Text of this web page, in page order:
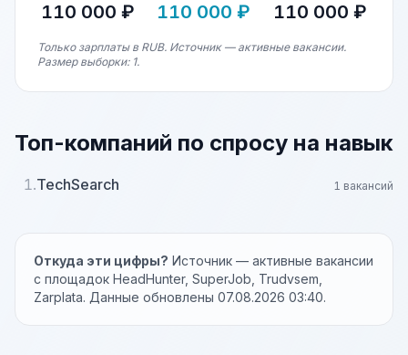
110 000 ₽ 110 000 ₽ 110 000 ₽
Только зарплаты в RUB. Источник — активные вакансии.
Размер выборки: 1.
Топ-компаний по спросу на навык
1.TechSearch 1 вакансий
Откуда эти цифры? Источник — активные вакансии
с площадок HeadHunter, SuperJob, Trudvsem,
Zarplata. Данные обновлены 07.08.2026 03:40.